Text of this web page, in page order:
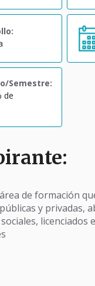
Semestre:
de
de formación
y privadas,
licenciados